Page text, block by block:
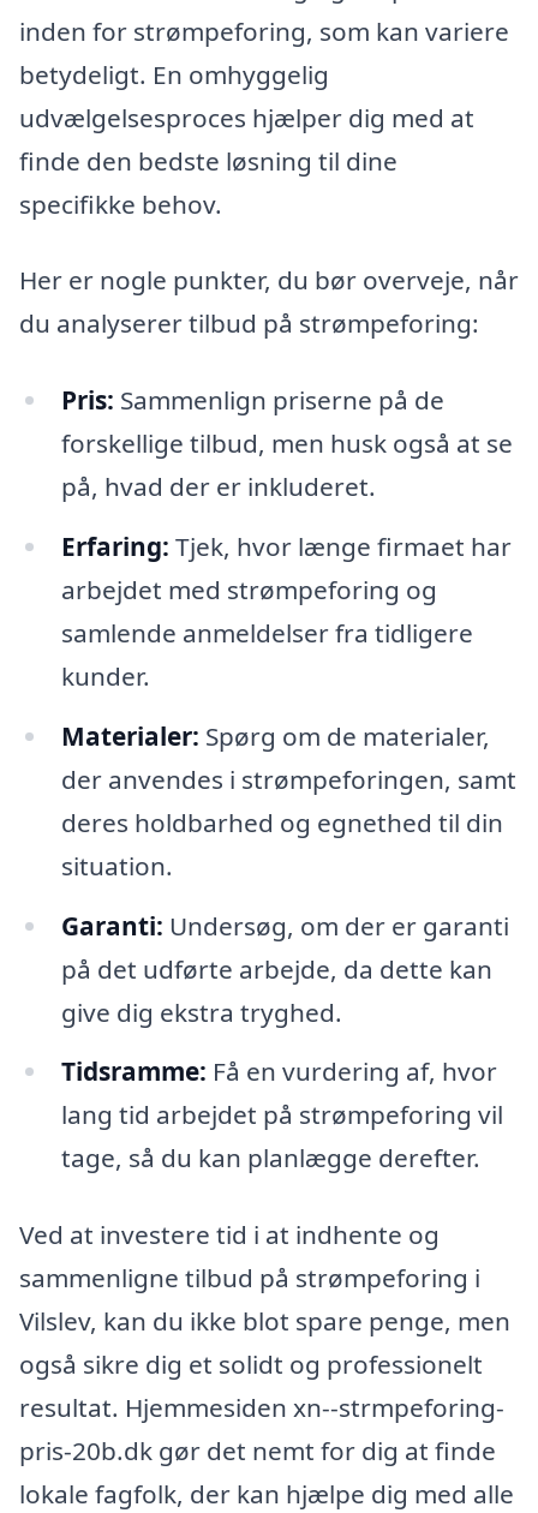
inden for strømpeforing, som kan variere
betydeligt. En omhyggelig
udvælgelsesproces hjælper dig med at
finde den bedste løsning til dine
specifikke behov.
Her er nogle punkter, du bør overveje, når
du analyserer tilbud på strømpeforing:
Pris: Sammenlign priserne på de
forskellige tilbud, men husk også at se
på, hvad der er inkluderet.
Erfaring: Tjek, hvor længe firmaet har
arbejdet med strømpeforing og
samlende anmeldelser fra tidligere
kunder.
Materialer: Spørg om de materialer,
der anvendes i strømpeforingen, samt
deres holdbarhed og egnethed til din
situation.
Garanti: Undersøg, om der er garanti
på det udførte arbejde, da dette kan
give dig ekstra tryghed.
Tidsramme: Få en vurdering af, hvor
lang tid arbejdet på strømpeforing vil
tage, så du kan planlægge derefter.
Ved at investere tid i at indhente og
sammenligne tilbud på strømpeforing i
Vilslev, kan du ikke blot spare penge, men
også sikre dig et solidt og professionelt
resultat. Hjemmesiden xn--strmpeforing-
pris-20b.dk gør det nemt for dig at finde
lokale fagfolk, der kan hjælpe dig med alle